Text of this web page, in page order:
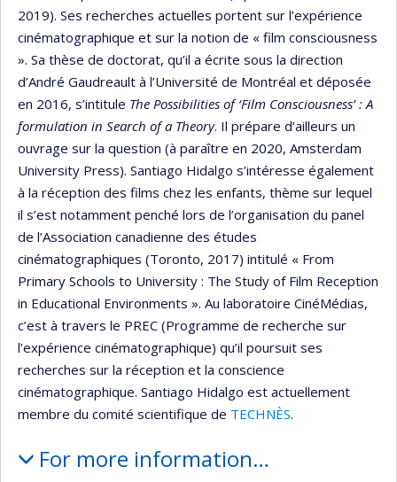
2019). Ses recherches actuelles portent sur l’expérience
cinématographique et sur la notion de « film consciousness
». Sa thèse de doctorat, qu’il a écrite sous la direction
d’André Gaudreault à l’Université de Montréal et déposée
en 2016, s’intitule The Possibilities of ‘Film Consciousness’ : A
formulation in Search of a Theory. Il prépare d’ailleurs un
ouvrage sur la question (à paraître en 2020, Amsterdam
University Press). Santiago Hidalgo s’intéresse également
à la réception des films chez les enfants, thème sur lequel
il s’est notamment penché lors de l’organisation du panel
de l’Association canadienne des études
cinématographiques (Toronto, 2017) intitulé « From
Primary Schools to University : The Study of Film Reception
in Educational Environments ». Au laboratoire CinéMédias,
c’est à travers le PREC (Programme de recherche sur
l’expérience cinématographique) qu’il poursuit ses
recherches sur la réception et la conscience
cinématographique. Santiago Hidalgo est actuellement
membre du comité scientifique de TECHNÈS.
For more information…